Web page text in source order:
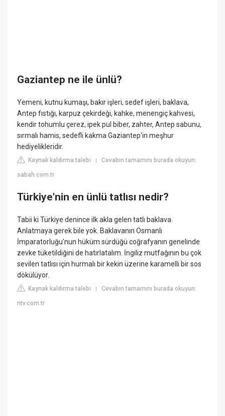
Gaziantep ne ile ünlü?
Yemeni, kutnu kumaşı, bakır işleri, sedef işleri, baklava,
Antep fıstığı, karpuz çekirdeği, kahke, menengiç kahvesi,
kendir tohumlu çerez, ipek pul biber, zahter, Antep sabunu,
sırmalı hamis, sedefli kakma Gaziantep'in meşhur
hediyelikleridir.
Kaynak kaldırma talebi |Cevabın tamamını burada okuyun:
sabah.com.tr
Türkiye'nin en ünlü tatlısı nedir?
Tabii ki Türkiye denince ilk akla gelen tatlı baklava.
Anlatmaya gerek bile yok. Baklavanın Osmanlı
İmparatorluğu'nun hüküm sürdüğü coğrafyanın genelinde
zevke tüketildiğini de hatırlatalım. İngiliz mutfağının bu çok
sevilen tatlısı için hurmalı bir kekin üzerine karamelli bir sos
dökülüyor.
Kaynak kaldırma talebi |Cevabın tamamını burada okuyun:
ntv.com.tr